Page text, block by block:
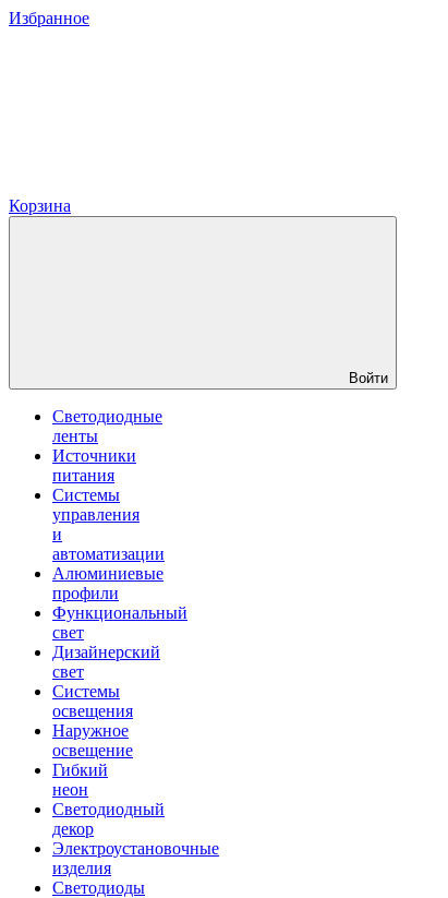
Избранное
Корзина
Войти
Светодиодные
ленты
Источники
питания
Системы
управления
и
автоматизации
Алюминиевые
профили
Функциональный
свет
Дизайнерский
свет
Системы
освещения
Наружное
освещение
Гибкий
неон
Светодиодный
декор
Электроустановочные
изделия
Светодиоды